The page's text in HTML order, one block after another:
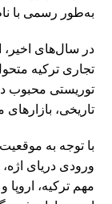
به‌طور رسمی با
در سال‌های اخیر،
تجاری ترکیه
توریستی محبوب
تاریخی،
با توجه به
ورودی دریای
مهم ترکیه،